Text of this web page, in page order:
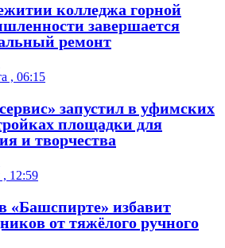
колледжа горной
завершается
ремонт
, 06:15
запустил в уфимских
площадки для
и творчества
12:59
«Башспирте» избавит
от тяжёлого ручного